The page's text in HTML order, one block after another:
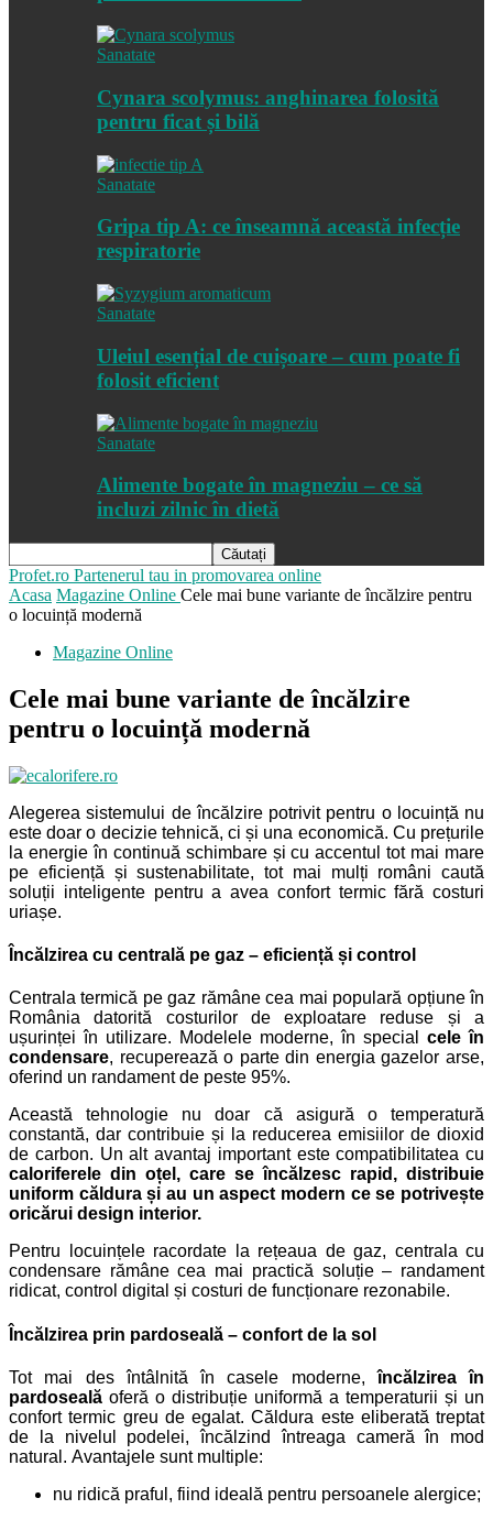
Sanatate
Cynara scolymus: anghinarea folosită
pentru ficat și bilă
Sanatate
Gripa tip A: ce înseamnă această infecție
respiratorie
Sanatate
Uleiul esențial de cuișoare – cum poate fi
folosit eficient
Sanatate
Alimente bogate în magneziu – ce să
incluzi zilnic în dietă
Profet.ro Partenerul tau in promovarea online
Acasa Magazine Online Cele mai bune variante de încălzire pentru
o locuință modernă
Magazine Online
Cele mai bune variante de încălzire
pentru o locuință modernă
Alegerea sistemului de încălzire potrivit pentru o locuință nu
este doar o decizie tehnică, ci și una economică. Cu prețurile
la energie în continuă schimbare și cu accentul tot mai mare
pe eficiență și sustenabilitate, tot mai mulți români caută
soluții inteligente pentru a avea confort termic fără costuri
uriașe.
Încălzirea cu centrală pe gaz – eficiență și control
Centrala termică pe gaz rămâne cea mai populară opțiune în
România datorită costurilor de exploatare reduse și a
ușurinței în utilizare. Modelele moderne, în special cele în
condensare, recuperează o parte din energia gazelor arse,
oferind un randament de peste 95%.
Această tehnologie nu doar că asigură o temperatură
constantă, dar contribuie și la reducerea emisiilor de dioxid
de carbon. Un alt avantaj important este compatibilitatea cu
caloriferele din oțel, care se încălzesc rapid, distribuie
uniform căldura și au un aspect modern ce se potrivește
oricărui design interior.
Pentru locuințele racordate la rețeaua de gaz, centrala cu
condensare rămâne cea mai practică soluție – randament
ridicat, control digital și costuri de funcționare rezonabile.
Încălzirea prin pardoseală – confort de la sol
Tot mai des întâlnită în casele moderne,încălzirea în
pardoseală oferă o distribuție uniformă a temperaturii și un
confort termic greu de egalat. Căldura este eliberată treptat
de la nivelul podelei, încălzind întreaga cameră în mod
natural. Avantajele sunt multiple:
nu ridică praful, fiind ideală pentru persoanele alergice;